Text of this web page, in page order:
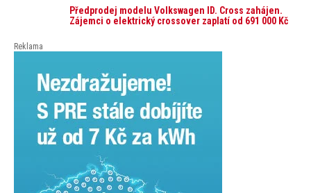
auto. Průměrná pořizovací cena vozu dosahuje 337
tisíc korun a průměrná financovaná částka
přesahuje 251 tisíc korun. Vyplývá to z dat Leasingu
Předprodej modelu Volkswagen ID. Cross zahájen.
Zájemci o elektrický crossover zaplatí od 691 000 Kč
Reklama